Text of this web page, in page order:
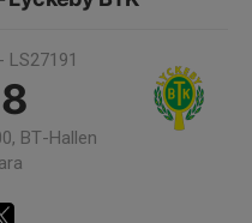
LS27191
BT-Hallen